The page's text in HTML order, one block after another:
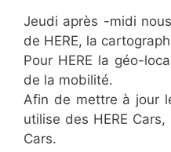
Jeudi après -midi
de HERE, la
Pour HERE la géo-
de la mobilité.
Afin de mettre à jour
utilise des HERE
Cars.